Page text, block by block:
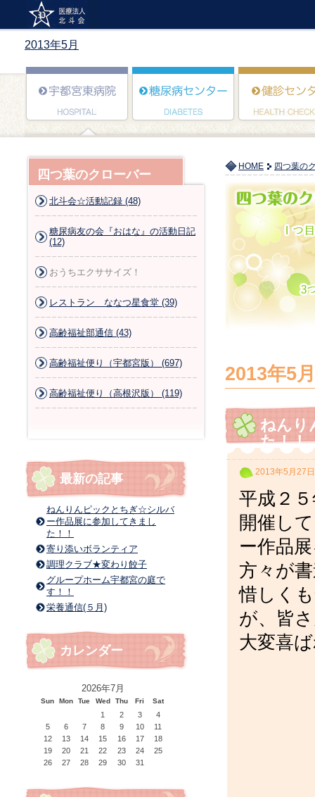
2013年5月
HOME 四つ葉の
2013年5月
ねんり
た！！
2013年5月27日
平成２
開催し
ー作品
方々が
惜しく
が、皆
大変喜
四つ葉のクローバー
北斗会☆活動記録 (48)
糖尿病友の会『おはな』の活動日記
(12)
おうちエクササイズ！
レストラン ななつ星食堂 (39)
高齢福祉部通信 (43)
高齢福祉便り（宇都宮版） (697)
高齢福祉便り（高根沢版） (119)
最新の記事
ねんりんピックとちぎ☆シルバ
ー作品展に参加してきまし
た！！
寄り添いボランティア
調理クラブ★変わり餃子
グループホーム宇都宮の庭で
す！！
栄養通信(５月)
カレンダー
2026年7月
Sun Mon Tue Wed Thu Fri Sat
1 2 3
4
5
6 7 8 9 10
11
12
13 14 15 16 17
18
19
20 21 22 23 24
25
26
27 28 29 30 31